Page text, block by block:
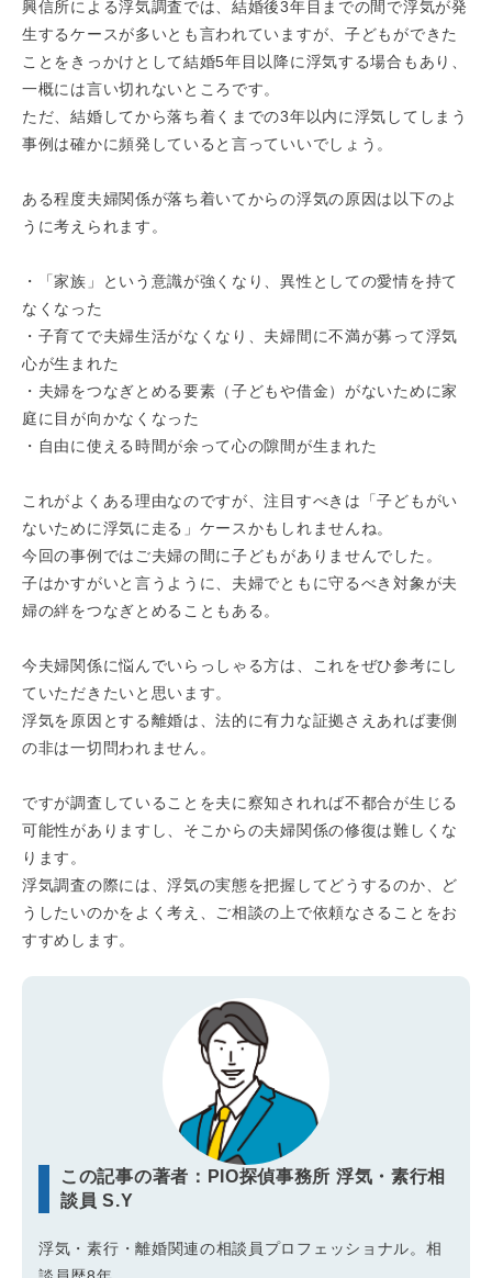
興信所による浮気調査では、結婚後3年目までの間で浮気が発
生するケースが多いとも言われていますが、子どもができた
ことをきっかけとして結婚5年目以降に浮気する場合もあり、
一概には言い切れないところです。
ただ、結婚してから落ち着くまでの3年以内に浮気してしまう
事例は確かに頻発していると言っていいでしょう。
ある程度夫婦関係が落ち着いてからの浮気の原因は以下のよ
うに考えられます。
・「家族」という意識が強くなり、異性としての愛情を持て
なくなった
・子育てで夫婦生活がなくなり、夫婦間に不満が募って浮気
心が生まれた
・夫婦をつなぎとめる要素（子どもや借金）がないために家
庭に目が向かなくなった
・自由に使える時間が余って心の隙間が生まれた
これがよくある理由なのですが、注目すべきは「子どもがい
ないために浮気に走る」ケースかもしれませんね。
今回の事例ではご夫婦の間に子どもがありませんでした。
子はかすがいと言うように、夫婦でともに守るべき対象が夫
婦の絆をつなぎとめることもある。
今夫婦関係に悩んでいらっしゃる方は、これをぜひ参考にし
ていただきたいと思います。
浮気を原因とする離婚は、法的に有力な証拠さえあれば妻側
の非は一切問われません。
ですが調査していることを夫に察知されれば不都合が生じる
可能性がありますし、そこからの夫婦関係の修復は難しくな
ります。
浮気調査の際には、浮気の実態を把握してどうするのか、ど
うしたいのかをよく考え、ご相談の上で依頼なさることをお
すすめします。
この記事の著者：PIO探偵事務所 浮気・素行相
談員 S.Y
浮気・素行・離婚関連の相談員プロフェッショナル。相